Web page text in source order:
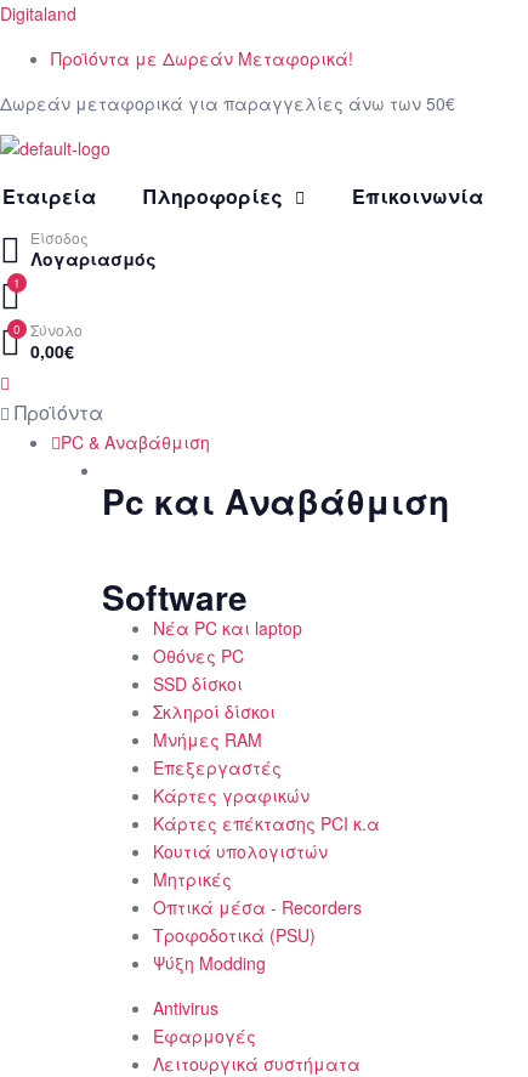
Digitaland
Προϊόντα με Δωρεάν Μεταφορικά!
Δωρεάν μεταφορικά για παραγγελίες άνω των 50€
Εταιρεία Πληροφορίες Επικοινωνία
Είσοδος
Λογαριασμός
1
0 Σύνολο
0,00€
Menu
PC & Αναβάθμιση
Pc και Αναβάθμιση
Software
Νέα PC και laptop
Οθόνες PC
SSD δίσκοι
Σκληροί δίσκοι
Μνήμες RAM
Επεξεργαστές
Κάρτες γραφικών
Κάρτες επέκτασης PCI κ.α
Κουτιά υπολογιστών
Μητρικές
Οπτικά μέσα - Recorders
Τροφοδοτικά (PSU)
Ψύξη Modding
Antivirus
Εφαρμογές
Λειτουργικά συστήματα